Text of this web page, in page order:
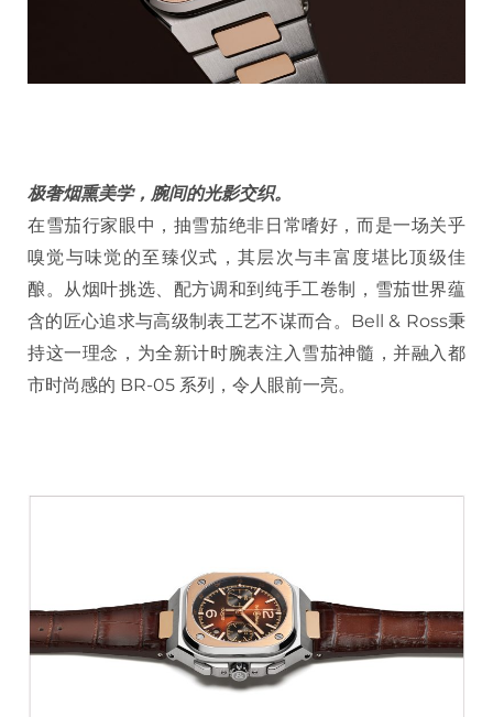
极奢烟熏美学，腕间的光影交织。
在雪茄行家眼中，抽雪茄绝非日常嗜好，而是一场关乎
嗅觉与味觉的至臻仪式，其层次与丰富度堪比顶级佳
酿。从烟叶挑选、配方调和到纯手工卷制，雪茄世界蕴
含的匠心追求与高级制表工艺不谋而合。Bell & Ross秉
持这一理念，为全新计时腕表注入雪茄神髓，并融入都
市时尚感的 BR-05 系列，令人眼前一亮。